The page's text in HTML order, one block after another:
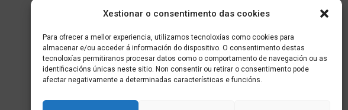
Xestionar o consentimento das cookies
Para ofrecer a mellor experiencia, utilizamos tecnoloxías como cookies para
almacenar e/ou acceder á información do dispositivo. O consentimento destas
tecnoloxías permitiranos procesar datos como o comportamento de navegación ou as
identificacións únicas neste sitio. Non consentir ou retirar o consentimento pode
afectar negativamente a determinadas características e funcións.